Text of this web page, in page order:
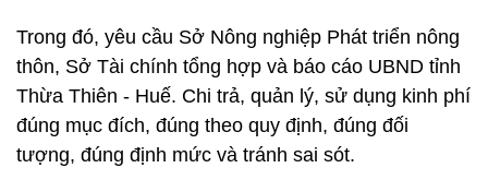
Trong đó, yêu cầu Sở Nông nghiệp Phát triển nông
thôn, Sở Tài chính tổng hợp và báo cáo UBND tỉnh
Thừa Thiên - Huế. Chi trả, quản lý, sử dụng kinh phí
đúng mục đích, đúng theo quy định, đúng đối
tượng, đúng định mức và tránh sai sót.